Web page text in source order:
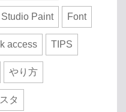
Paint Font
access TIPS
やり方
タ